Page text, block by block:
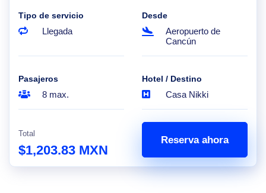
Tipo de servicio
Llegada
Desde
Aeropuerto de
Cancún
Pasajeros
8 max.
Hotel / Destino
Casa Nikki
Total
$1,203.83 MXN
Reserva ahora